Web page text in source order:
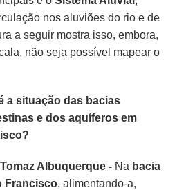
nos aluviões do rio e de
a seguir mostra isso, embora,
não seja possível mapear o
a situação das bacias
e dos aquíferos em
Albuquerque - Na bacia
Francisco, alimentando-a,